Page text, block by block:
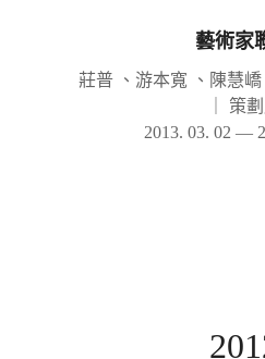
藝術家
莊普 、游本寬 、陳慧
策
2013. 03. 02 —